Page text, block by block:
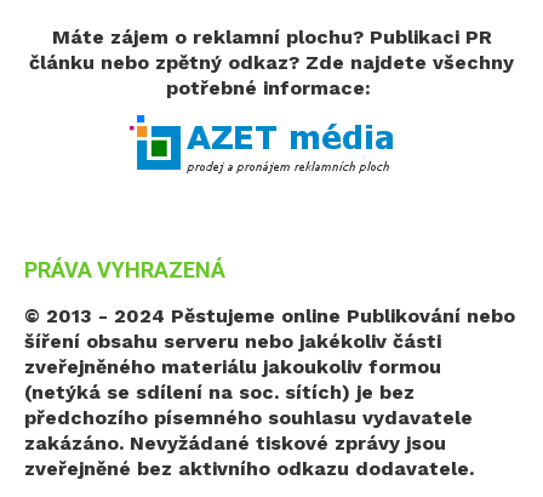
Máte zájem o reklamní plochu? Publikaci PR
článku nebo zpětný odkaz? Zde najdete všechny
potřebné informace:
PRÁVA VYHRAZENÁ
© 2013 - 2024 Pěstujeme online Publikování nebo
šíření obsahu serveru nebo jakékoliv části
zveřejněného materiálu jakoukoliv formou
(netýká se sdílení na soc. sítích) je bez
předchozího písemného souhlasu vydavatele
zakázáno. Nevyžádané tiskové zprávy jsou
zveřejněné bez aktivního odkazu dodavatele.